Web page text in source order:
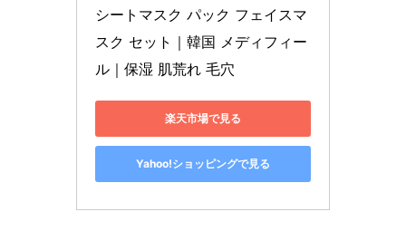
シートマスク パック フェイスマ
スク セット｜韓国 メディフィー
ル｜保湿 肌荒れ 毛穴
楽天市場で見る
Yahoo!ショッピングで見る